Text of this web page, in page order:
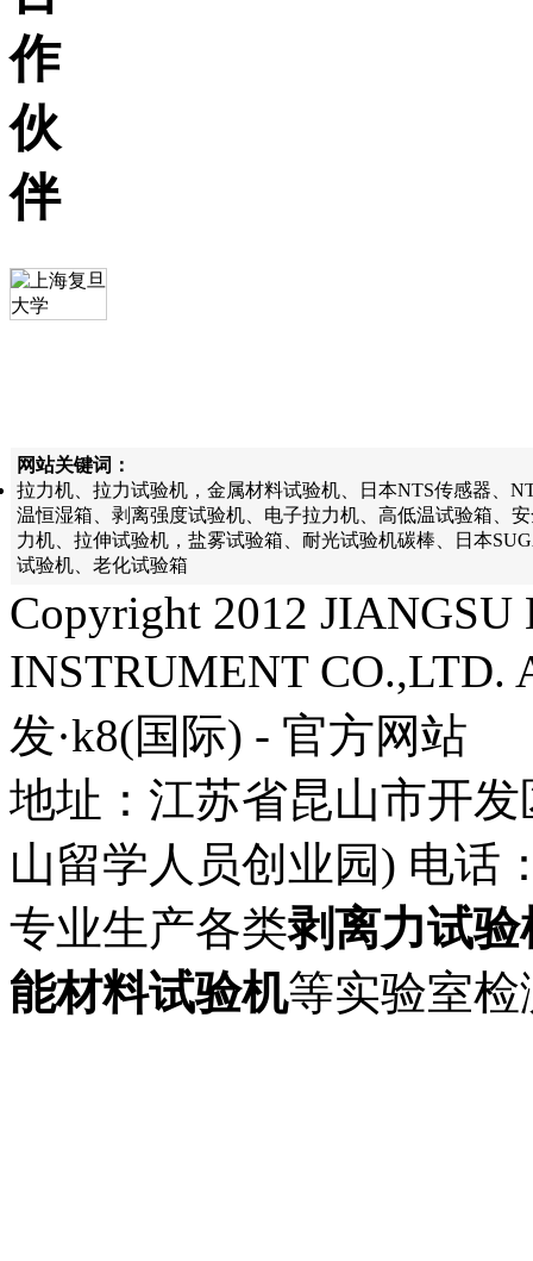
作
伙
伴
网站关键词：
拉力机、拉力试验机，金属材料试验机、日本NTS传感器、
温恒湿箱、剥离强度试验机、电子拉力机、高低温试验箱、
力机、拉伸试验机，盐雾试验箱、耐光试验机碳棒、日本
试验机、老化试验箱
Copyright 2012
INSTRUMENT CO.,LTD.
发·k8(国际) - 官方网站
地址：江苏省昆山市开
山留学人员创业园) 电话
专业生产各类剥离力试
能材料试验机等实验室